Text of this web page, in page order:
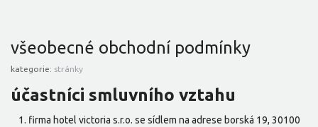
všeobecné obchodní podmínky
kategorie: stránky
účastníci smluvního vztahu
firma hotel victoria s.r.o. se sídlem na adrese borská 19, 30100